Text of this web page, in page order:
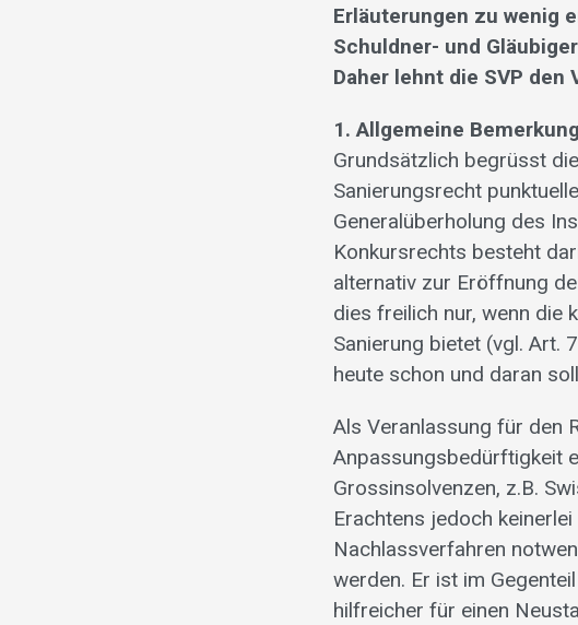
Erläuterungen zu wenig
Schuldner- und
Daher lehnt die SVP den
1. Allgemeine
Grundsätzlich begrüsst
Sanierungsrecht
Generalüberholung des
Konkursrechts besteht
alternativ zur Eröffnung
dies freilich nur, wenn die
Sanierung bietet (vgl. Art.
heute schon und daran
Als Veranlassung für den
Anpassungsbedürftigkeit
Grossinsolvenzen, z.B.
Erachtens jedoch
Nachlassverfahren
werden. Er ist im
hilfreicher für einen